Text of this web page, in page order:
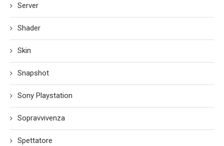
Server
Shader
Skin
Snapshot
Sony Playstation
Sopravvivenza
Spettatore